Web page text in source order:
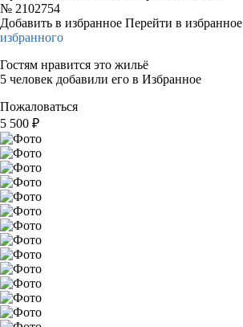
№ 2102754
Добавить в избранное Перейти в избранное
избранного
Гостям нравится это жильё
5 человек добавили его в Избранное
Пожаловаться
5 500 ₽